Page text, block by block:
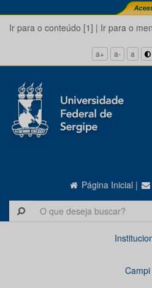
Ir para o conteúdo [1] | Ir para o
a+ a- a
Página Inicial |
Campi